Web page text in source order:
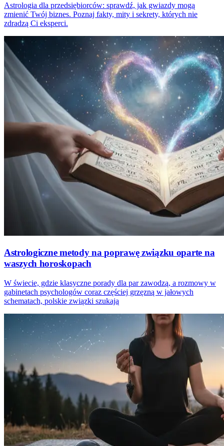
Astrologia dla przedsiębiorców: sprawdź, jak gwiazdy mogą
zmienić Twój biznes. Poznaj fakty, mity i sekrety, których nie
zdradzą Ci eksperci.
Astrologiczne metody na poprawę związku oparte na
waszych horoskopach
W świecie, gdzie klasyczne porady dla par zawodzą, a rozmowy w
gabinetach psychologów coraz częściej grzęzną w jałowych
schematach, polskie związki szukają